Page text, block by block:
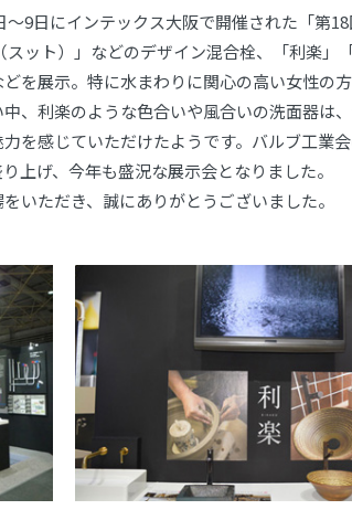
9日にインテックス大阪で開催された「第
ット）」などのデザイン混合栓、「利楽」
を展示。特に水まわりに関心の高い女性の
、利楽のような色合いや風合いの洗面器は
を感じていただけたようです。バルブ工業
上げ、今年も盛況な展示会となりました。
いただき、誠にありがとうございました。